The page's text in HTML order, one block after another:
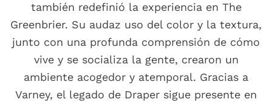
también redefinió la experiencia en The
Greenbrier. Su audaz uso del color y la textura,
junto con una profunda comprensión de cómo
vive y se socializa la gente, crearon un
ambiente acogedor y atemporal. Gracias a
Varney, el legado de Draper sigue presente en